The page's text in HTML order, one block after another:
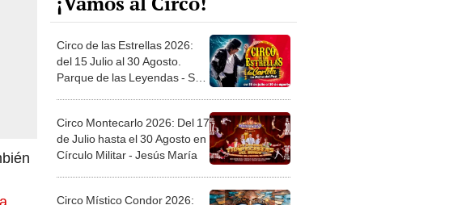
Circo de las Estrellas 2026:
del 15 Julio al 30 Agosto.
Parque de las Leyendas - San
Miguel
Circo Montecarlo 2026: Del 17
de Julio hasta el 30 Agosto en
Círculo Militar - Jesús María
Circo Místico Condor 2026:
Del 25 de Junio. Explanada